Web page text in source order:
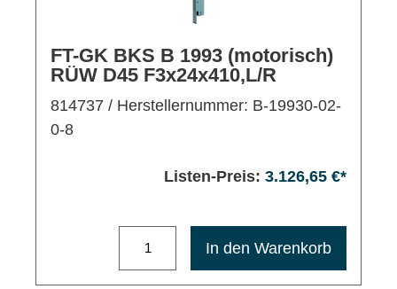
FT-GK BKS B 1993 (motorisch)
RÜW D45 F3x24x410,L/R
814737 / Herstellernummer: B-19930-02-
0-8
Listen-Preis: 3.126,65 €*
In den Warenkorb